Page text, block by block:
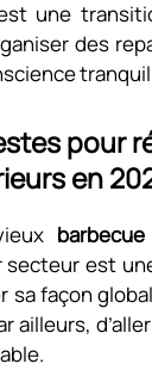
une
des
pour
en
barbecue
secteur est
sa façon
ailleurs,